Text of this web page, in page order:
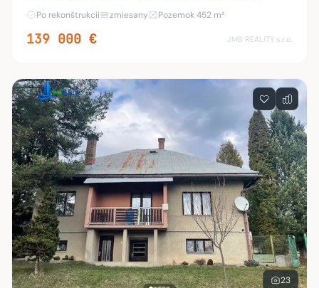
jednotkami v Hronci. 1-izbová časť je novopostavená so
samostatným vstupom a pozostáva z chodby, kúpeľn
Po rekonštrukcii zmiesany Pozemok 452 m²
139 000 € JMB REALITY s.r.o.
23